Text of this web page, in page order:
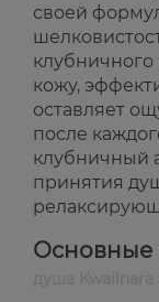
своей
кожу,
оставляет
после
клубничный
принятия
Основные